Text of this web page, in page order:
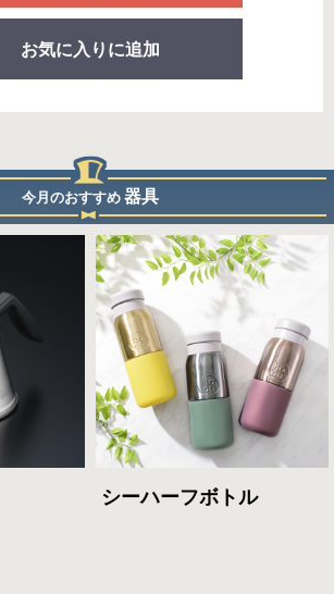
お気に入りに追加
今月のおすすめ 器具
シーハーフボトル